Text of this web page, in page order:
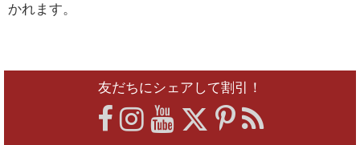
かれます。
友だちにシェアして割引！